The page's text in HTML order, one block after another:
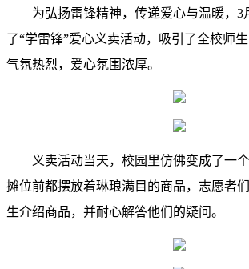
为弘扬雷锋精神，传递爱心与温暖，3
了“学雷锋”爱心义卖活动，吸引了全校师
气氛热烈，爱心氛围浓厚。
义卖活动当天，校园里仿佛变成了一
摊位前都摆放着琳琅满目的商品，志愿者
生介绍商品，并耐心解答他们的疑问。